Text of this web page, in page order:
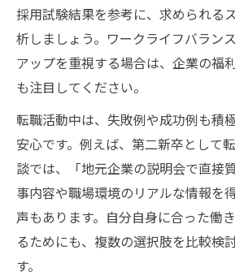
採用試験結果を参考に、求められる
析しましょう。ワークライフバラン
アップを重視する場合は、企業の福
も注目してください。
転職活動中は、失敗例や成功例も積
安心です。例えば、第二新卒として
談では、「地元企業の説明会で直接
事内容や職場環境のリアルな情報を
声もあります。自分自身に合った働
るためにも、複数の選択肢を比較検
す。